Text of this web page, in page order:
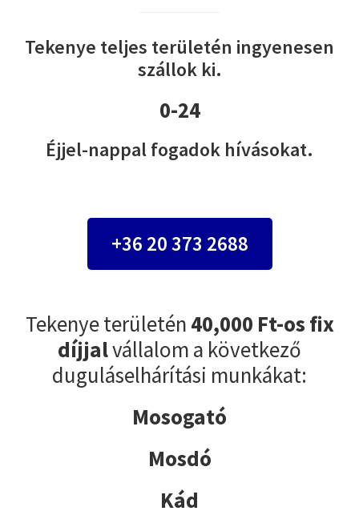
Tekenye teljes területén ingyenesen
szállok ki.
0-24
Éjjel-nappal fogadok hívásokat.
+36 20 373 2688
Tekenye területén 40,000 Ft-os fix
díjjalvállalom a következő
duguláselhárítási munkákat:
Mosogató
Mosdó
Kád